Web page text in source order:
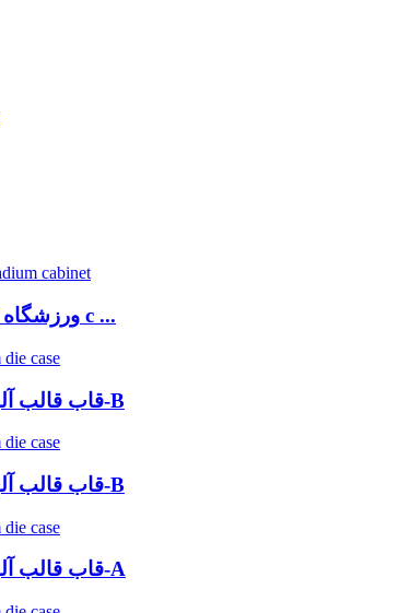
960 × 960 ورزشگاه فضای باز c ...
قاب قالب آلومینیومی 640 × 480-B
قاب قالب آلومینیومی 576 × 576-B
قاب قالب آلومینیومی 576 × 576-A